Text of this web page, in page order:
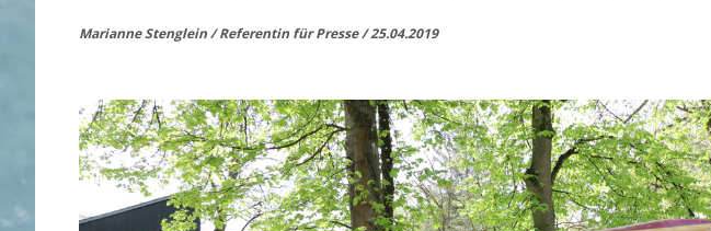
Marianne Stenglein / Referentin für Presse / 25.04.2019